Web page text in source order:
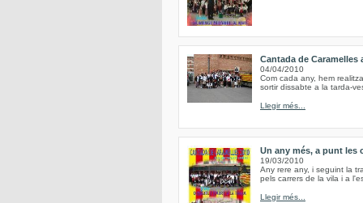
Cantada de Caramelles
04/04/2010
Com cada any, hem
sortir dissabte a la tarda-
Llegir més...
Un any més, a punt les
19/03/2010
Any rere any, i seguint la
pels carrers de la vila i a
Llegir més...